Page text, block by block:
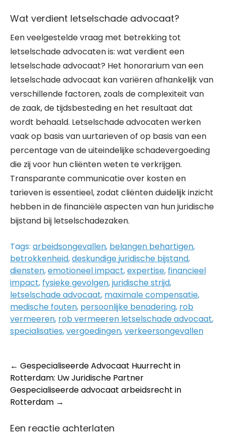
Wat verdient letselschade advocaat?
Een veelgestelde vraag met betrekking tot
letselschade advocaten is: wat verdient een
letselschade advocaat? Het honorarium van een
letselschade advocaat kan variëren afhankelijk van
verschillende factoren, zoals de complexiteit van
de zaak, de tijdsbesteding en het resultaat dat
wordt behaald. Letselschade advocaten werken
vaak op basis van uurtarieven of op basis van een
percentage van de uiteindelijke schadevergoeding
die zij voor hun cliënten weten te verkrijgen.
Transparante communicatie over kosten en
tarieven is essentieel, zodat cliënten duidelijk inzicht
hebben in de financiële aspecten van hun juridische
bijstand bij letselschadezaken.
Tags: arbeidsongevallen, belangen behartigen,
betrokkenheid,deskundige juridische bijstand,
diensten,emotioneel impact,expertise, financieel
impact, fysieke gevolgen,juridische strijd,
letselschade advocaat, maximale compensatie,
medische fouten, persoonlijke benadering, rob
vermeeren, rob vermeeren letselschade advocaat,
specialisaties,vergoedingen,verkeersongevallen
Post
navigation
← Gespecialiseerde Advocaat Huurrecht in
Rotterdam: Uw Juridische Partner
Gespecialiseerde advocaat arbeidsrecht in
Rotterdam →
Een reactie achterlaten